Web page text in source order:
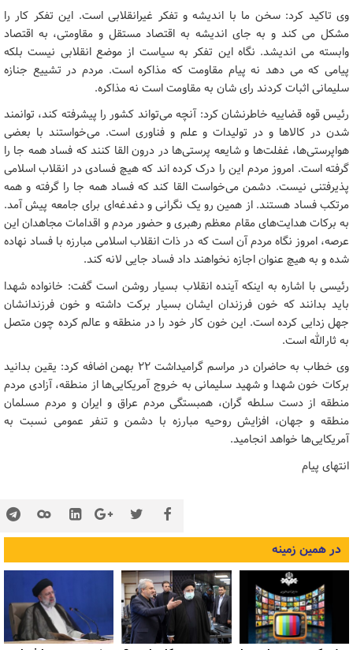
وی تاکید کرد: سخن ما با اندیشه و تفکر غیرانقلابی است. این تفکر کار را
مشکل می کند و به جای اندیشه به اقتصاد مستقل و مقاومتی، به اقتصاد
وابسته می اندیشد. نگاه این تفکر به سیاست از موضع انقلابی نیست بلکه
پیامی که می دهد نه پیام مقاومت که مذاکره است. مردم در تشییع جنازه
سلیمانی اثبات کردند رای شان به مقاومت است نه مذاکره.
رئیس قوه قضاییه خاطرنشان کرد: آنچه می‌تواند کشور را پیشرفته کند، توانمند
شدن در کالاها و در تولیدات و علم و فناوری است. می‌خواستند با بعضی
هواپرستی‌ها، غفلت‌ها و شایعه پرستی‌ها در درون القا کنند که فساد همه جا را
گرفته است. امروز مردم این را درک کرده اند که هیچ فسادی در انقلاب اسلامی
پذیرفتنی نیست. دشمن می‌خواست القا کند که فساد همه جا را گرفته و همه
مرتکب فساد هستند. از همین رو یک نگرانی و دغدغه‌ای برای جامعه پیش آمد.
به برکات هدایت‌های مقام معظم رهبری و حضور مردم و اقدامات مجاهدان این
عرصه، امروز نگاه مردم آن است که در ذات انقلاب اسلامی مبارزه با فساد نهاده
شده و به هیچ عنوان اجازه نخواهند داد فساد جایی لانه کند.
رئیسی با اشاره به اینکه آینده انقلاب بسیار روشن است گفت: خانواده شهدا
باید بدانند که خون فرزندان ایشان بسیار برکت داشته و خون فرزندانشان
جهل زدایی کرده است. این خون کار خود را در منطقه و عالم کرده چون متصل
به ثارالله است.
وی خطاب به حاضران در مراسم گرامیداشت 22 بهمن اضافه کرد: یقین بدانید
برکات خون شهدا و شهید سلیمانی به خروج آمریکایی‌ها از منطقه، آزادی مردم
منطقه از دست سلطه گران، همبستگی مردم عراق و ایران و مردم مسلمان
منطقه و جهان، افزایش روحیه مبارزه با دشمن و تنفر عمومی نسبت به
آمریکایی‌ها خواهد انجامید.
انتهای پیام
در همین زمینه